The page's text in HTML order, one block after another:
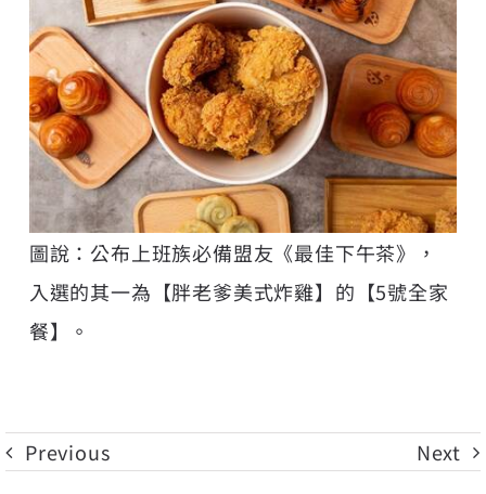
圖說：公布上班族必備盟友《最佳下午茶》，
入選的其一為【胖老爹美式炸雞】的【5號全家
餐】。
Previous Next